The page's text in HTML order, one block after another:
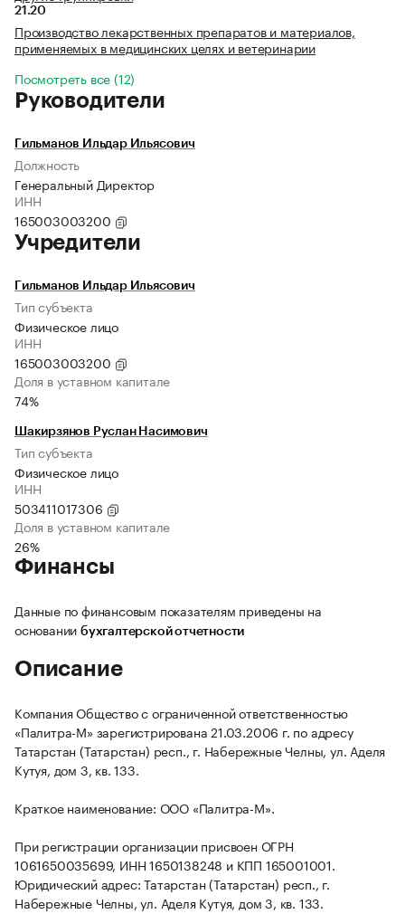
21.20
Производство лекарственных препаратов и материалов,
применяемых в медицинских целях и ветеринарии
Посмотреть все (12)
Руководители
Гильманов Ильдар Ильясович
Должность
Генеральный Директор
ИНН
165003003200
Учредители
Гильманов Ильдар Ильясович
Тип субъекта
Физическое лицо
ИНН
165003003200
Доля в уставном капитале
74%
Шакирзянов Руслан Насимович
Тип субъекта
Физическое лицо
ИНН
503411017306
Доля в уставном капитале
26%
Финансы
Данные по финансовым показателям приведены на
основании бухгалтерской отчетности
Описание
Компания Общество с ограниченной ответственностью
«Палитра-М» зарегистрирована 21.03.2006 г. по адресу
Татарстан (Татарстан) респ., г. Набережные Челны, ул. Аделя
Кутуя, дом 3, кв. 133.
Краткое наименование: ООО «Палитра-М».
При регистрации организации присвоен ОГРН
1061650035699, ИНН 1650138248 и КПП 165001001.
Юридический адрес: Татарстан (Татарстан) респ., г.
Набережные Челны, ул. Аделя Кутуя, дом 3, кв. 133.